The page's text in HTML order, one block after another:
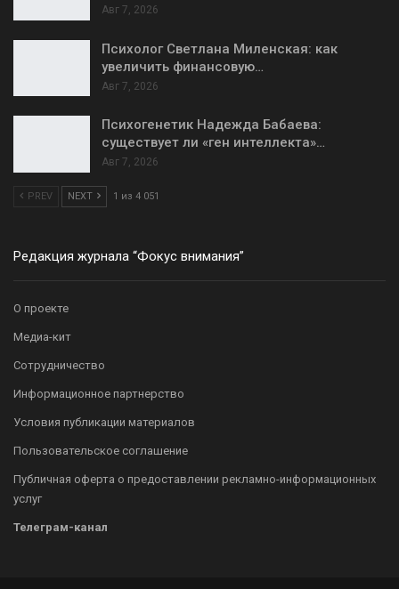
Авг 7, 2026
Психолог Светлана Миленская: как
увеличить финансовую…
Авг 7, 2026
Психогенетик Надежда Бабаева:
существует ли «ген интеллекта»…
Авг 7, 2026
PREV NEXT 1 из 4 051
Редакция журнала “Фокус внимания”
О проекте
Медиа-кит
Сотрудничество
Информационное партнерство
Условия публикации материалов
Пользовательское соглашение
Публичная оферта о предоставлении рекламно-информационных
услуг
Телеграм-канал